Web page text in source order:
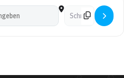
Sicherheit
Schifffahrt durch
„Piraterie heute“ []Destination